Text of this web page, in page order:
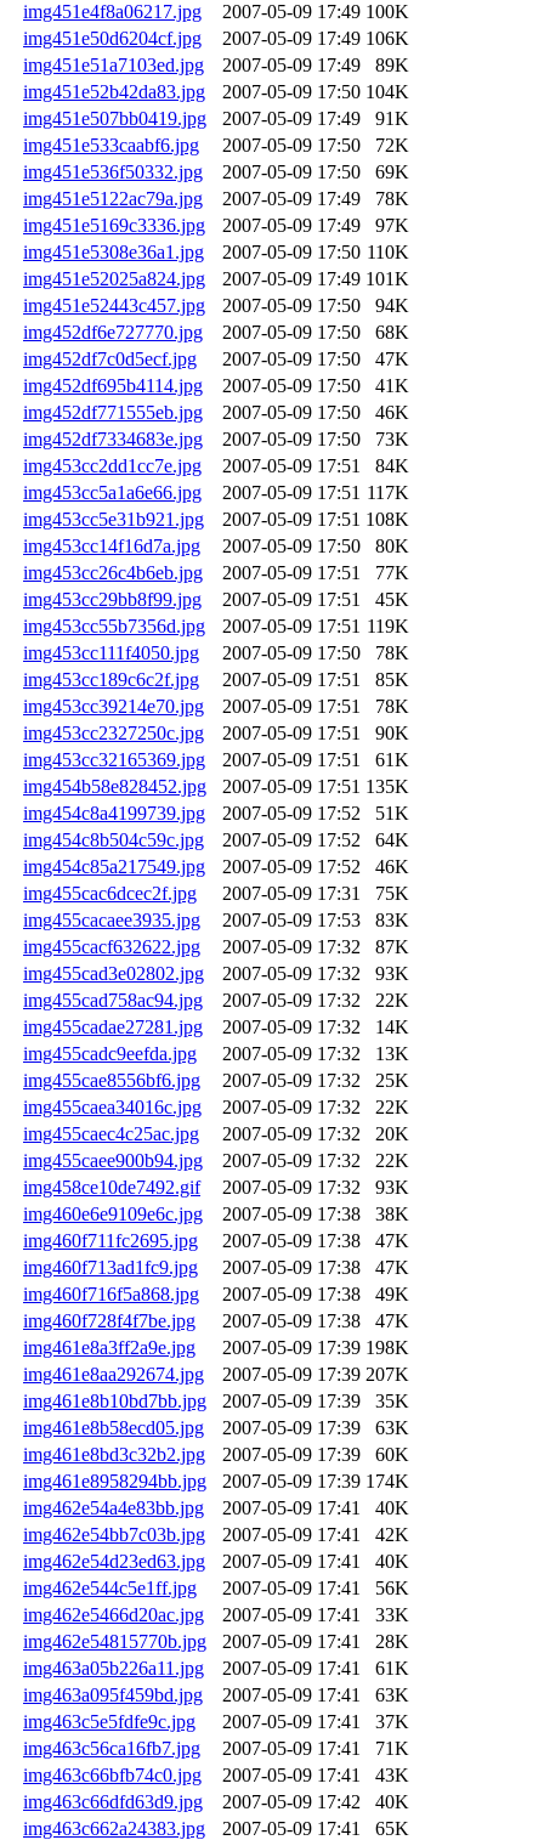
img451e4f8a06217.jpg
2007-05-09 17:49 100K
img451e50d6204cf.jpg
2007-05-09 17:49 106K
img451e51a7103ed.jpg
2007-05-09 17:49
89K
img451e52b42da83.jpg
2007-05-09 17:50 104K
img451e507bb0419.jpg
2007-05-09 17:49
91K
img451e533caabf6.jpg
2007-05-09 17:50
72K
img451e536f50332.jpg
2007-05-09 17:50
69K
img451e5122ac79a.jpg
2007-05-09 17:49
78K
img451e5169c3336.jpg
2007-05-09 17:49
97K
img451e5308e36a1.jpg
2007-05-09 17:50 110K
img451e52025a824.jpg
2007-05-09 17:49 101K
img451e52443c457.jpg
2007-05-09 17:50
94K
img452df6e727770.jpg
2007-05-09 17:50
68K
img452df7c0d5ecf.jpg
2007-05-09 17:50
47K
img452df695b4114.jpg
2007-05-09 17:50
41K
img452df771555eb.jpg
2007-05-09 17:50
46K
img452df7334683e.jpg
2007-05-09 17:50
73K
img453cc2dd1cc7e.jpg
2007-05-09 17:51
84K
img453cc5a1a6e66.jpg
2007-05-09 17:51 117K
img453cc5e31b921.jpg
2007-05-09 17:51 108K
img453cc14f16d7a.jpg
2007-05-09 17:50
80K
img453cc26c4b6eb.jpg
2007-05-09 17:51
77K
img453cc29bb8f99.jpg
2007-05-09 17:51
45K
img453cc55b7356d.jpg
2007-05-09 17:51 119K
img453cc111f4050.jpg
2007-05-09 17:50
78K
img453cc189c6c2f.jpg
2007-05-09 17:51
85K
img453cc39214e70.jpg
2007-05-09 17:51
78K
img453cc2327250c.jpg
2007-05-09 17:51
90K
img453cc32165369.jpg
2007-05-09 17:51
61K
img454b58e828452.jpg
2007-05-09 17:51 135K
img454c8a4199739.jpg
2007-05-09 17:52
51K
img454c8b504c59c.jpg
2007-05-09 17:52
64K
img454c85a217549.jpg
2007-05-09 17:52
46K
img455cac6dcec2f.jpg
2007-05-09 17:31
75K
img455cacaee3935.jpg
2007-05-09 17:53
83K
img455cacf632622.jpg
2007-05-09 17:32
87K
img455cad3e02802.jpg
2007-05-09 17:32
93K
img455cad758ac94.jpg
2007-05-09 17:32
22K
img455cadae27281.jpg
2007-05-09 17:32
14K
img455cadc9eefda.jpg
2007-05-09 17:32
13K
img455cae8556bf6.jpg
2007-05-09 17:32
25K
img455caea34016c.jpg
2007-05-09 17:32
22K
img455caec4c25ac.jpg
2007-05-09 17:32
20K
img455caee900b94.jpg
2007-05-09 17:32
22K
img458ce10de7492.gif
2007-05-09 17:32
93K
img460e6e9109e6c.jpg
2007-05-09 17:38
38K
img460f711fc2695.jpg
2007-05-09 17:38
47K
img460f713ad1fc9.jpg
2007-05-09 17:38
47K
img460f716f5a868.jpg
2007-05-09 17:38
49K
img460f728f4f7be.jpg
2007-05-09 17:38
47K
img461e8a3ff2a9e.jpg
2007-05-09 17:39 198K
img461e8aa292674.jpg
2007-05-09 17:39 207K
img461e8b10bd7bb.jpg
2007-05-09 17:39
35K
img461e8b58ecd05.jpg
2007-05-09 17:39
63K
img461e8bd3c32b2.jpg
2007-05-09 17:39
60K
img461e8958294bb.jpg
2007-05-09 17:39 174K
img462e54a4e83bb.jpg
2007-05-09 17:41
40K
img462e54bb7c03b.jpg
2007-05-09 17:41
42K
img462e54d23ed63.jpg
2007-05-09 17:41
40K
img462e544c5e1ff.jpg
2007-05-09 17:41
56K
img462e5466d20ac.jpg
2007-05-09 17:41
33K
img462e54815770b.jpg
2007-05-09 17:41
28K
img463a05b226a11.jpg
2007-05-09 17:41
61K
img463a095f459bd.jpg
2007-05-09 17:41
63K
img463c5e5fdfe9c.jpg
2007-05-09 17:41
37K
img463c56ca16fb7.jpg
2007-05-09 17:41
71K
img463c66bfb74c0.jpg
2007-05-09 17:41
43K
img463c66dfd63d9.jpg
2007-05-09 17:42
40K
img463c662a24383.jpg
2007-05-09 17:41
65K